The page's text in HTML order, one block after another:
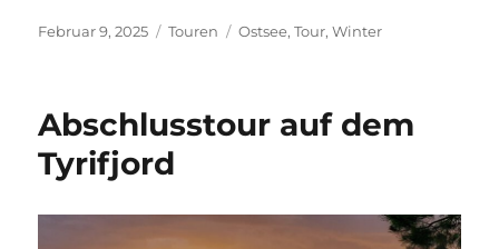
Veröffentlicht
Februar 9, 2025 Kategorien
Touren Schlagwörter
Ostsee,Tour,Winter
Abschlusstour auf dem
Tyrifjord